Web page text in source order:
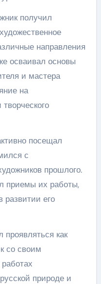
получил
направления
осваивал основы
и мастера
на
посещал
с
прошлого.
приемы их работы,
развитии его
как
со своим
природе и